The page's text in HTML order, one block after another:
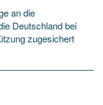
an die
Deutschland bei
zugesichert